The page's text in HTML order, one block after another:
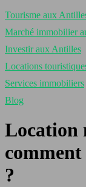
Tourisme aux
Marché immobilier
Investir aux Antilles
Locations
Services immobiliers
Blog
Location
?